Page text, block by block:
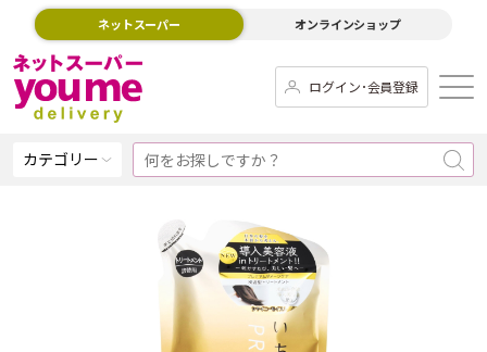
ネットスーパー オンラインショップ
ログイン･会員登録
カテゴリー